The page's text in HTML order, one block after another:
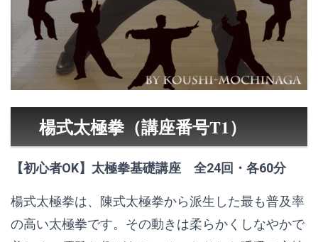
楊式太極拳（講座番号T1）
【初心者OK】太極拳基礎講座 全24回・各60分
楊式太極拳は、陳式太極拳から派生した最も普及率
の高い太極拳です。その動きは柔らかくしなやかで